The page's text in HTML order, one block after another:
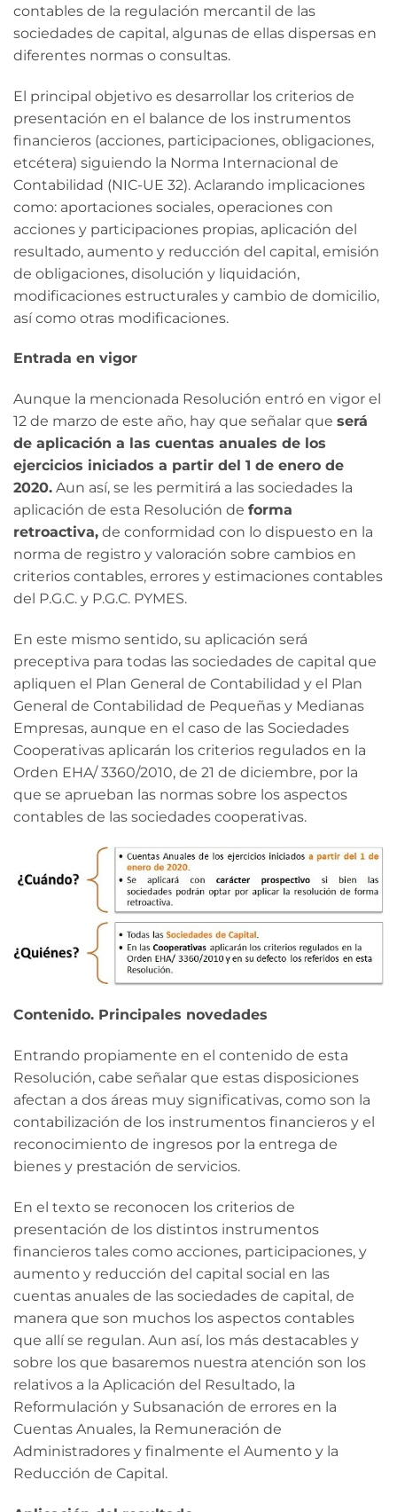
contables de la regulación mercantil de las
sociedades de capital, algunas de ellas dispersas en
diferentes normas o consultas.
El principal objetivo es desarrollar los criterios de
presentación en el balance de los instrumentos
financieros (acciones, participaciones, obligaciones,
etcétera) siguiendo la Norma Internacional de
Contabilidad (NIC-UE 32). Aclarando implicaciones
como: aportaciones sociales, operaciones con
acciones y participaciones propias, aplicación del
resultado, aumento y reducción del capital, emisión
de obligaciones, disolución y liquidación,
modificaciones estructurales y cambio de domicilio,
así como otras modificaciones.
Entrada en vigor
Aunque la mencionada Resolución entró en vigor el
12 de marzo de este año, hay que señalar que será
de aplicación a las cuentas anuales de los
ejercicios iniciados a partir del 1 de enero de
2020. Aun así, se les permitirá a las sociedades la
aplicación de esta Resolución de forma
retroactiva, de conformidad con lo dispuesto en la
norma de registro y valoración sobre cambios en
criterios contables, errores y estimaciones contables
del P.G.C. y P.G.C. PYMES.
En este mismo sentido, su aplicación será
preceptiva para todas las sociedades de capital que
apliquen el Plan General de Contabilidad y el Plan
General de Contabilidad de Pequeñas y Medianas
Empresas, aunque en el caso de las Sociedades
Cooperativas aplicarán los criterios regulados en la
Orden EHA/ 3360/2010, de 21 de diciembre, por la
que se aprueban las normas sobre los aspectos
contables de las sociedades cooperativas.
Contenido. Principales novedades
Entrando propiamente en el contenido de esta
Resolución, cabe señalar que estas disposiciones
afectan a dos áreas muy significativas, como son la
contabilización de los instrumentos financieros y el
reconocimiento de ingresos por la entrega de
bienes y prestación de servicios.
En el texto se reconocen los criterios de
presentación de los distintos instrumentos
financieros tales como acciones, participaciones, y
aumento y reducción del capital social en las
cuentas anuales de las sociedades de capital, de
manera que son muchos los aspectos contables
que allí se regulan. Aun así, los más destacables y
sobre los que basaremos nuestra atención son los
relativos a la Aplicación del Resultado, la
Reformulación y Subsanación de errores en la
Cuentas Anuales, la Remuneración de
Administradores y finalmente el Aumento y la
Reducción de Capital.